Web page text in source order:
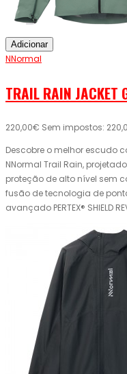
Adicionar
NNormal
TRAIL RAIN JACKET
220,00€ Sem impostos:
Descobre o melhor escudo
NNormal Trail Rain,
proteção de alto nível sem
fusão de tecnologia de
avançado PERTEX® SHIELD